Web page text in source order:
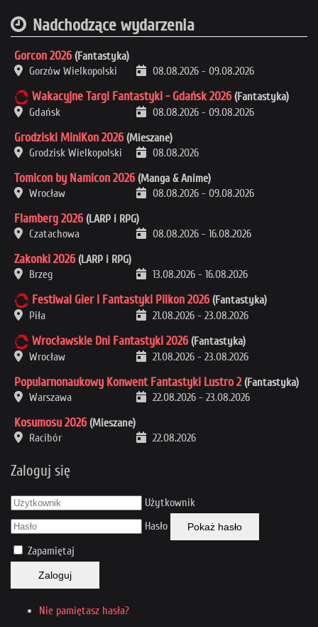
Nadchodzące wydarzenia
Gorcon 2026 (Fantastyka)
Gorzów Wielkopolski
08.08.2026 - 09.08.2026
Wakacyjne Targi Fantastyki - Gdańsk 2026 (Fantastyka)
Gdańsk
08.08.2026 - 09.08.2026
Grodziski MiniKon 2026 (Mieszane)
Grodzisk Wielkopolski
08.08.2026
Tomicon by Namicon 2026 (Manga & Anime)
Wrocław
08.08.2026 - 09.08.2026
Flamberg 2026 (LARP i RPG)
Czatachowa
08.08.2026 - 16.08.2026
Zakonki 2026 (LARP i RPG)
Brzeg
13.08.2026 - 16.08.2026
Festiwal Gier i Fantastyki Pilkon 2026 (Fantastyka)
Piła
21.08.2026 - 23.08.2026
Wrocławskie Dni Fantastyki 2026 (Fantastyka)
Wrocław
21.08.2026 - 23.08.2026
Popularnonaukowy Konwent Fantastyki Lustro 2 (Fantastyka)
Warszawa
22.08.2026 - 23.08.2026
Kosumosu 2026 (Mieszane)
Racibór
22.08.2026
Zaloguj się
Użytkownik
Hasło
Pokaż hasło
Zapamiętaj
Zaloguj
Nie pamiętasz hasła?